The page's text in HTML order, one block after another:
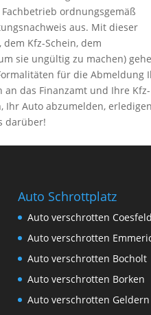
ordnungsgemäß
aus. Mit dieser
Kfz-Schein, dem
sie ungültig zu machen)
für die Abmeldung
das Finanzamt und Ihre Kfz-
Ihr Auto abzumelden,
darüber!
Auto Schrottplatz
Auto verschrotten
Auto verschrotten
Auto verschrotten Bocholt
Auto verschrotten Borken
Auto verschrotten Geldern